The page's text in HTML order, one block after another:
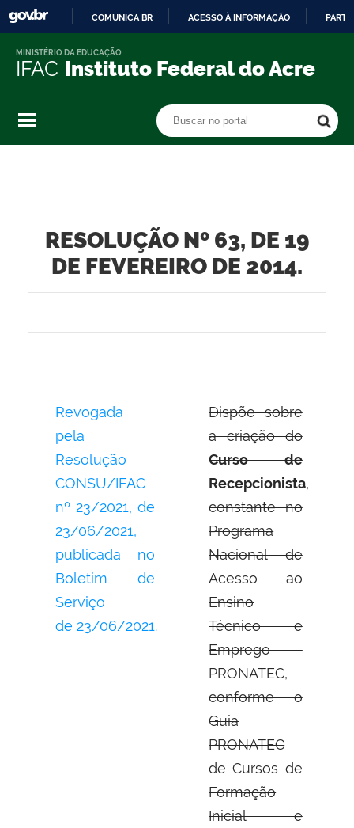
O
COMUNICA BR ACESSO À INFORMAÇÃO
IFAC Instituto Federal do Acre
MINISTÉRIO DA EDUCAÇÃO
Buscar no portal
RESOLUÇÃO Nº 63, DE 19
DE FEVEREIRO DE 2014.
Revogada
pela
Resolução
CONSU/IFAC
nº 23/2021, de
23/06/2021,
publicada no
Boletim de
Serviço
de 23/06/2021.
Dispõe sobre
a criação do
Curso de
Recepcionista,
constante no
Programa
Nacional de
Acesso ao
Ensino
Técnico e
Emprego -
PRONATEC,
conforme o
Guia
PRONATEC
de Cursos de
Formação
Inicial e